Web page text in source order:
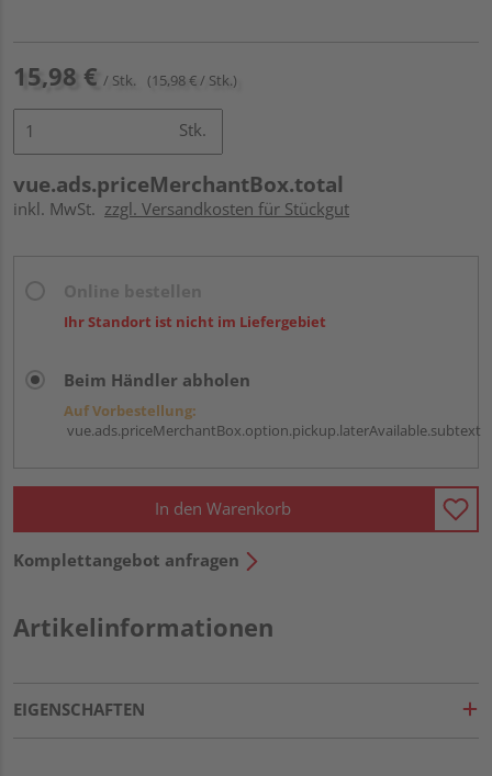
15,98 € / Stk. (15,98 € / Stk.)
Stk.
vue.ads.priceMerchantBox.total
inkl. MwSt. zzgl. Versandkosten für Stückgut
Ihr Standort ist nicht im Liefergebiet
Beim Händler abholen
Auf Vorbestellung:
vue.ads.priceMerchantBox.option.pickup.laterAvailable.subtext
In den Warenkorb
Komplettangebot anfragen
Artikelinformationen
EIGENSCHAFTEN